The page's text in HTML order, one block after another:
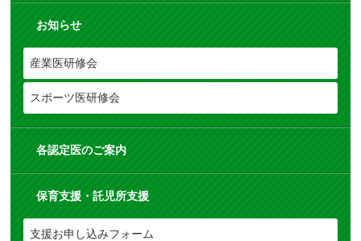
お知らせ
産業医研修会
スポーツ医研修会
各認定医のご案内
保育支援・託児所支援
支援お申し込みフォーム